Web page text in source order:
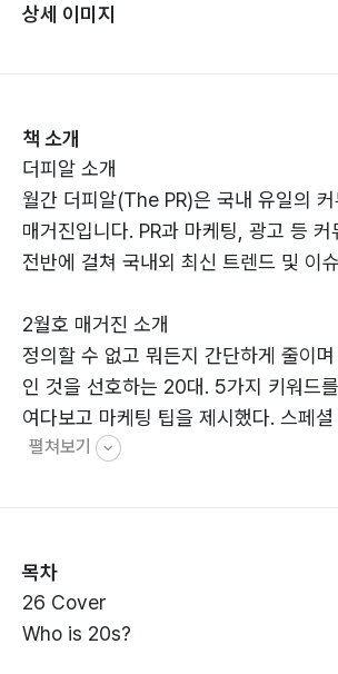
상세 이미지
책 소개
더피알 소개
월간 더피알(The PR)은 국내 유일의
매거진입니다. PR과 마케팅, 광고 등
전반에 걸쳐 국내외 최신 트렌드 및 이
2월호 매거진 소개
정의할 수 없고 뭐든지 간단하게 줄이
인 것을 선호하는 20대. 5가지 키워드
여다보고 마케팅 팁을 제시했다. 스페셜
LG’와 ‘갓뚜기’라는 별명을 있게 한 기
것저것팀을 담았다.
펼쳐보기
목차
26 Cover
Who is 20s?